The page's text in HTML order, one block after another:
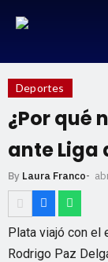
Deportes
¿Por qué
ante Liga
By Laura Franco-
Plata viajó con el
Rodrigo Paz